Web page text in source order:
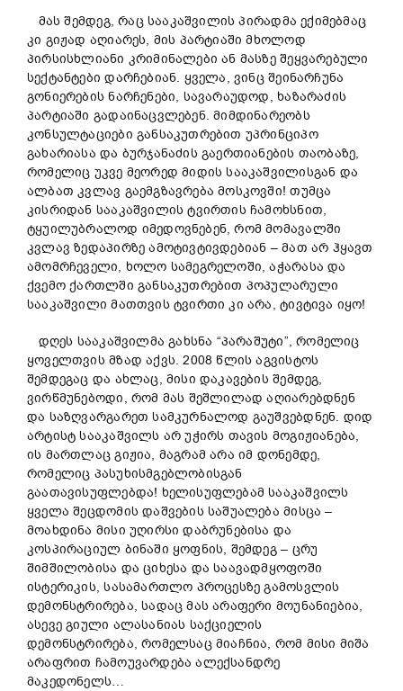
მას შემდეგ, რაც სააკაშვილის პირადმა ექიმებმაც
კი გიჟად აღიარეს, მის პარტიაში მხოლოდ
პირსისხლიანი კრიმინალები ან მასზე შეყვარებული
სექტანტები დარჩებიან. ყველა, ვინც შეინარჩუნა
გონიერების ნარჩენები, სავარაუდოდ, ხაზარაძის
პარტიაში გადაინაცვლებენ. მიმდინარეობს
კონსულტაციები განსაკუთრებით უპრინციპო
გახარიასა და ბურჯანაძის გაერთიანების თაობაზე,
რომელიც უკვე მეორედ მიდის სააკაშვილისგან და
ალბათ კვლავ გაემგზავრება მოსკოვში! თუმცა
კისრიდან სააკაშვილის ტვირთის ჩამოხსნით,
ტყუილუბრალოდ იმედოვნებენ, რომ მომავალში
კვლავ ზედაპირზე ამოტივტივდებიან – მათ არ ჰყავთ
ამომრჩეველი, ხოლო სამეგრელოში, აჭარასა და
ქვემო ქართლში განსაკუთრებით პოპულარული
სააკაშვილი მათთვის ტვირთი კი არა, ტივტივა იყო!
დღეს სააკაშვილმა გახსნა “პარაშუტი”, რომელიც
ყოველთვის მზად აქვს. 2008 წლის აგვისტოს
შემდეგაც და ახლაც, მისი დაკავების შემდეგ,
ვირწმუნებოდი, რომ მას შეშლილად აღიარებდნენ
და საზღვარგარეთ სამკურნალოდ გაუშვებდნენ. დიდ
არტისტ სააკაშვილს არ უჭირს თავის მოგიჟიანება,
ის მართლაც გიჟია, მაგრამ არა იმ დონემდე,
რომელიც პასუხისმგებლობისგან
გაათავისუფლებდა! ხელისუფლებამ სააკაშვილს
ყველა შეცდომის დაშვების საშუალება მისცა –
მოახდინა მისი უღირსი დაბრუნებისა და
კოსპირაციულ ბინაში ყოფნის, შემდეგ – ცრუ
შიმშილობისა და ციხესა და საავადმყოფოში
ისტერიკის, სასამართლო პროცესზე გამოსვლის
დემონსტრირება, სადაც მას არაფერი მოუნანიებია,
ასევე გიული ალასანიას საქციელის
დემონსტრირება, რომელსაც მიაჩნია, რომ მისი მიშა
არაფრით ჩამოუვარდება ალექსანდრე
მაკედონელს…